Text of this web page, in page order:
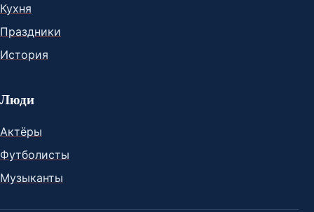
Кухня
Праздники
История
Люди
Актёры
Футболисты
Музыканты